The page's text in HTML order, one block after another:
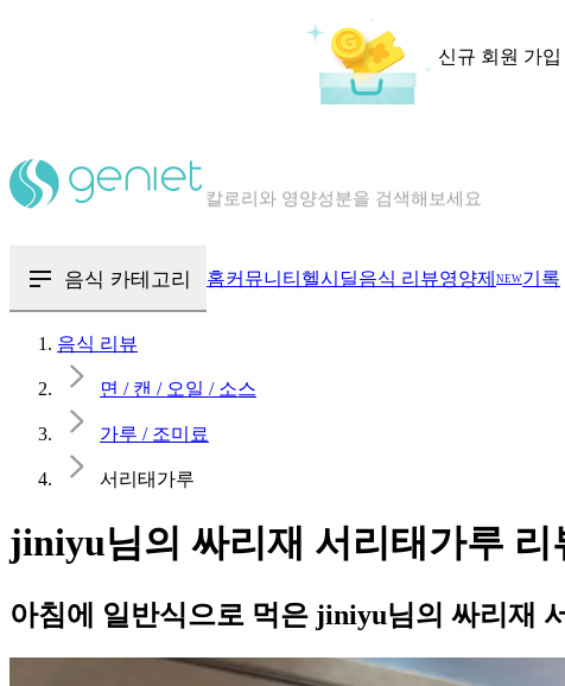
신규 회원 가
혈당 · 다이어트 음식 검색해보세요
음식 카테고리 홈커뮤니티 헬시딜음식 리뷰영양제 NEW기록
음식 리뷰
면 / 캔 / 오일 / 소스
가루 / 조미료
서리태가루
jiniyu님의 싸리재 서리태가루 리
아침에 일반식으로 먹은 jiniyu님의 싸리재